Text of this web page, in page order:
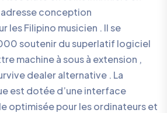
conception
les Filipino musicien . Il se
soutenir du superlatif logiciel
machine à sous à extension ,
dealer alternative . La
est dotée d’une interface
optimisée pour les ordinateurs et